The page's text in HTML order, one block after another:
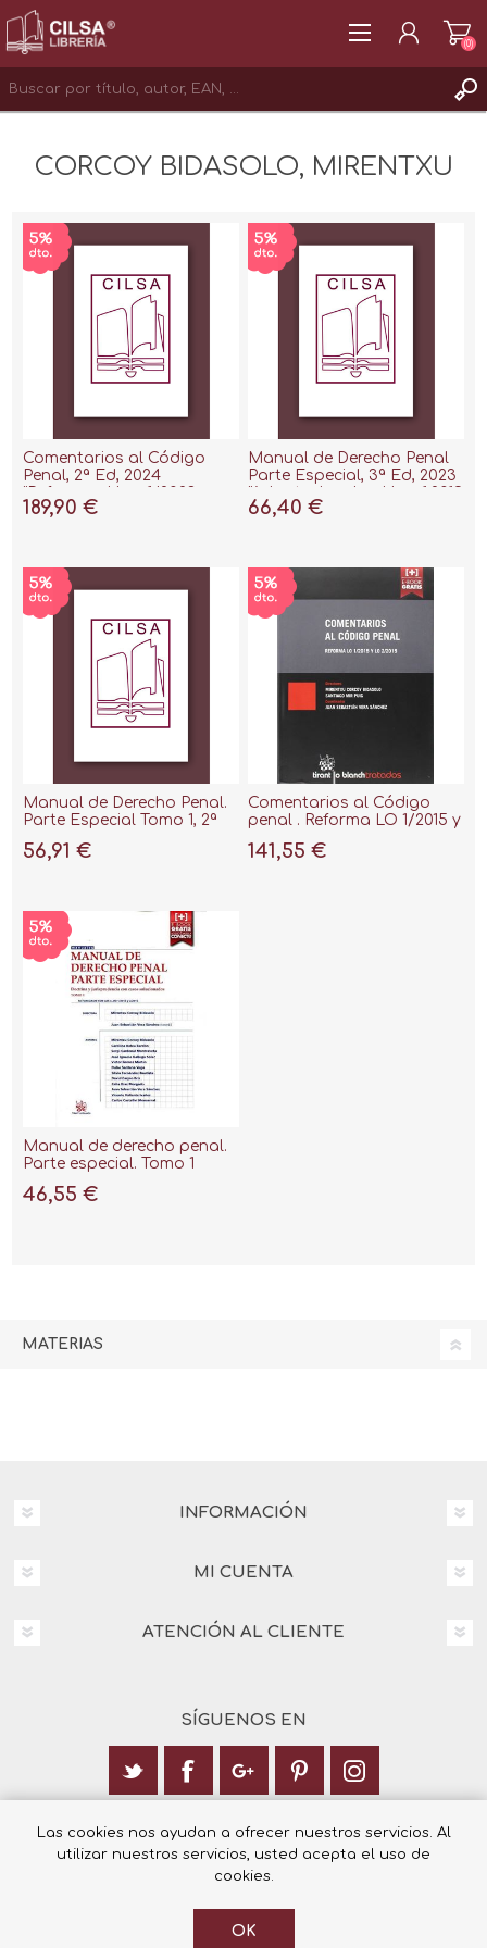
INICIAR SESIÓN
(0)
CORCOY BIDASOLO, MIRENTXU
Comentarios al Código
Penal, 2ª Ed, 2024
3/2023 y 4/2023"
189,90 €
Manual de Derecho Penal
Parte Especial, 3ª Ed, 2023
y 2;2019 de Reforma del
66,40 €
Manual de Derecho Penal.
Parte Especial Tomo 1, 2ª
56,91 €
Comentarios al Código
penal . Reforma LO 1/2015 y
141,55 €
Manual de derecho penal.
Parte especial. Tomo 1
con casos solucionados"
46,55 €
MATERIAS
INFORMACIÓN
MI CUENTA
ATENCIÓN AL CLIENTE
SÍGUENOS EN
Calle Italia 6, 03003 Alicante
+34 965 12 23 55
Las cookies nos ayudan a ofrecer nuestros servicios. Al
utilizar nuestros servicios, usted acepta el uso de
cookies.
OK